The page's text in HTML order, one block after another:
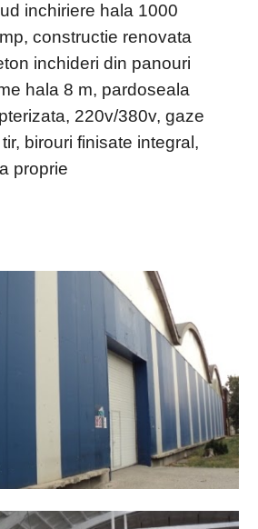
inchiriere hala 1000
constructie renovata
inchideri din panouri
hala 8 m, pardoseala
220v/380v, gaze
birouri finisate integral,
proprie